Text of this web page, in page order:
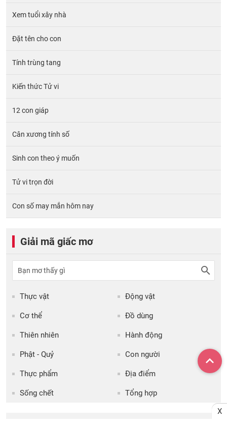
Xem tuổi xây nhà
Đặt tên cho con
Tính trùng tang
Kiến thức Tử vi
12 con giáp
Cân xương tính số
Sinh con theo ý muốn
Tử vi trọn đời
Con số may mắn hôm nay
Giải mã giấc mơ
Thực vật Động vật
Cơ thể Đồ dùng
Thiên nhiên Hành động
Phật - Quỷ Con người
Thực phẩm Địa điểm
Sống chết Tổng hợp
X